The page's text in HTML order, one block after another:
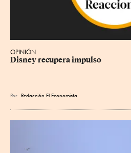
OPINIÓN
Disney recupera impulso
Por Redacción El Economista